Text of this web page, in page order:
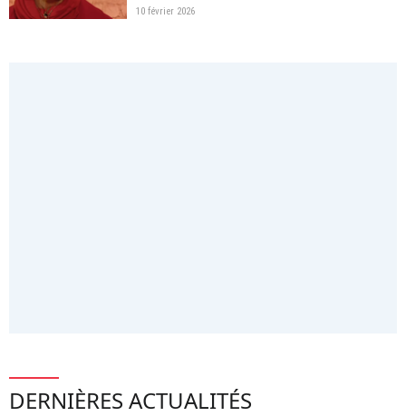
10 février 2026
DERNIÈRES ACTUALITÉS